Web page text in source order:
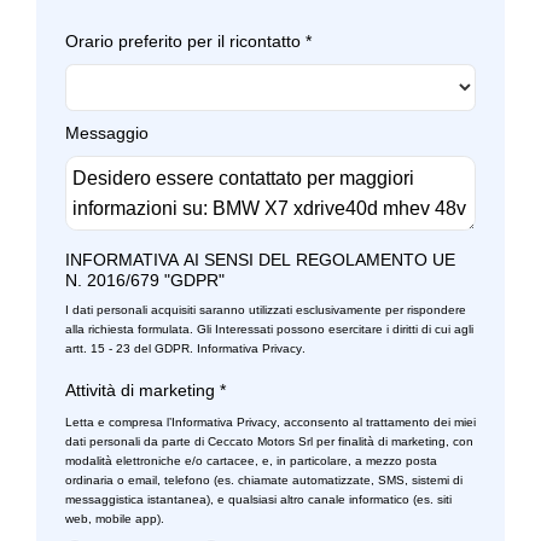
Sedili anteriori sportivi
Sensori di parcheggio anterori e posteriori
Sistema audio
Sistema di apertura keyless
Sistema di protezione urto pedoni
Sistema di riconoscimento stanchezza guidatore
Sospensioni regolabili
Indicatore pressione pneumatici
Indicatori di direzione integrati negli specchietti retrovisori
Interni in pelle
Keyless system
Limitatore di velocità
Luci freno dinamiche
Mild hybrid
Pacchetto
Personalizzazioni linea e stile
Poggiatesta regolabili
Orario preferito per il ricontatto *
Messaggio
INFORMATIVA AI SENSI DEL REGOLAMENTO UE
N. 2016/679 "GDPR"
I dati personali acquisiti saranno utilizzati esclusivamente per rispondere
alla richiesta formulata. Gli Interessati possono esercitare i diritti di cui agli
artt. 15 - 23 del GDPR.
Informativa Privacy.
Attività di marketing *
Letta e compresa l’ Informativa Privacy, acconsento al trattamento dei miei
dati personali da parte di Ceccato Motors Srl per finalità di marketing, con
modalità elettroniche e/o cartacee, e, in particolare, a mezzo posta
ordinaria o email, telefono (es. chiamate automatizzate, SMS, sistemi di
messaggistica istantanea), e qualsiasi altro canale informatico (es. siti
web, mobile app).